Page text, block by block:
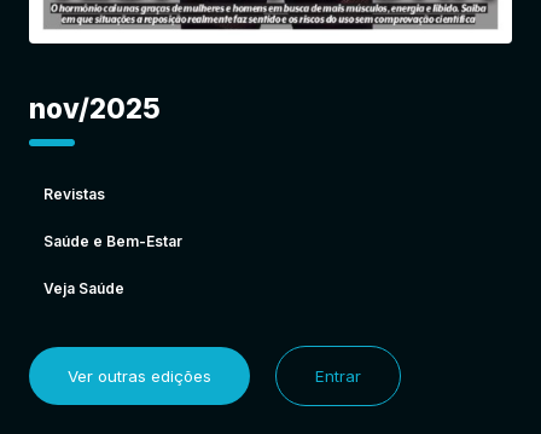
nov/2025
Revistas
Saúde e Bem-Estar
Veja Saúde
Ver outras edições Entrar